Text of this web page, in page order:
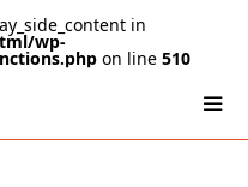
in
wp-
on line 510